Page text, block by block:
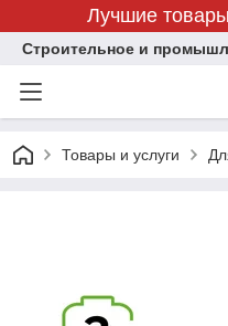
Лучшие
Строительное и
Товары и услуги